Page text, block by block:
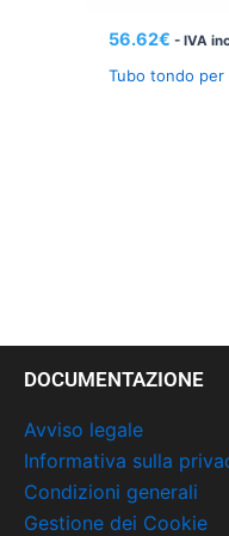
56.62€ - IVA
Tubo tondo per
DOCUMENTAZIONE
Avviso legale
Informativa sulla
Condizioni generali
Gestione dei Cookie